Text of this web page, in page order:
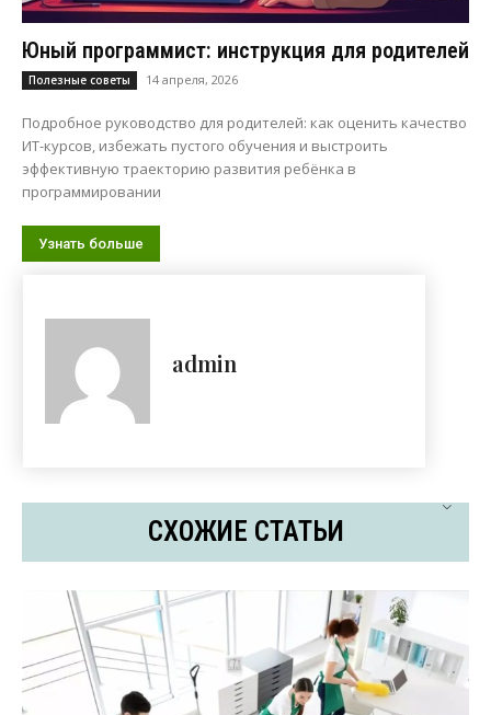
Юный программист: инструкция для родителей
Полезные советы 14 апреля, 2026
Подробное руководство для родителей: как оценить качество
ИТ-курсов, избежать пустого обучения и выстроить
эффективную траекторию развития ребёнка в
программировании
Узнать больше
admin
СХОЖИЕ СТАТЬИ